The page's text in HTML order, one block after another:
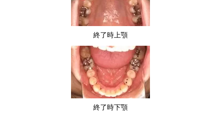
終了時上顎
終了時下顎